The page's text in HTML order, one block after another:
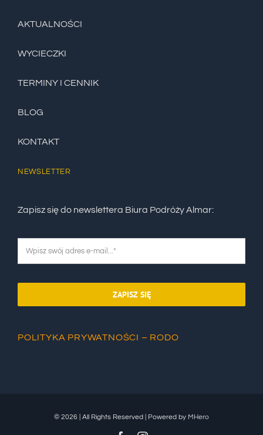
AKTUALNOŚCI
WYCIECZKI
TERMINY I CENNIK
BLOG
KONTAKT
NEWSLETTER
Zapisz się do newslettera Biura Podróży Almar:
ZAPISZ SIĘ
POLITYKA PRYWATNOŚCI – RODO
© 2026 | All Rights Reserved | Powered by MHero